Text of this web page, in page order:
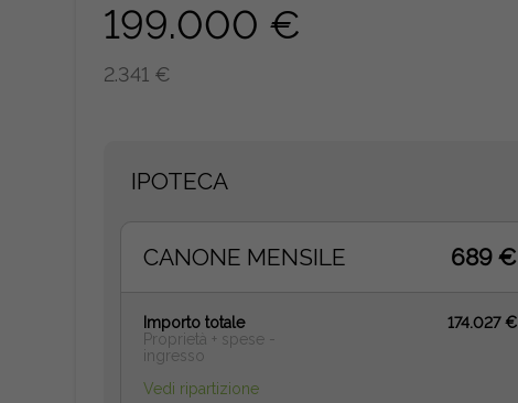
199.000 €
2.341 €
IPOTECA
CANONE MENSILE 689 €
Importo totale
Proprietà + spese -
ingresso
Vedi ripartizione
174.027 €